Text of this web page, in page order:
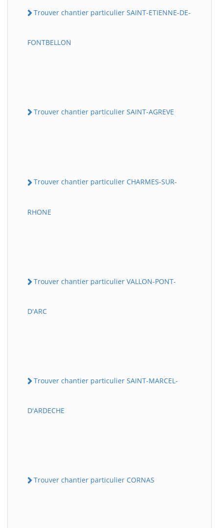
Trouver chantier particulier SAINT-ETIENNE-DE-
FONTBELLON
Trouver chantier particulier SAINT-AGREVE
Trouver chantier particulier CHARMES-SUR-
RHONE
Trouver chantier particulier VALLON-PONT-
D'ARC
Trouver chantier particulier SAINT-MARCEL-
D'ARDECHE
Trouver chantier particulier CORNAS